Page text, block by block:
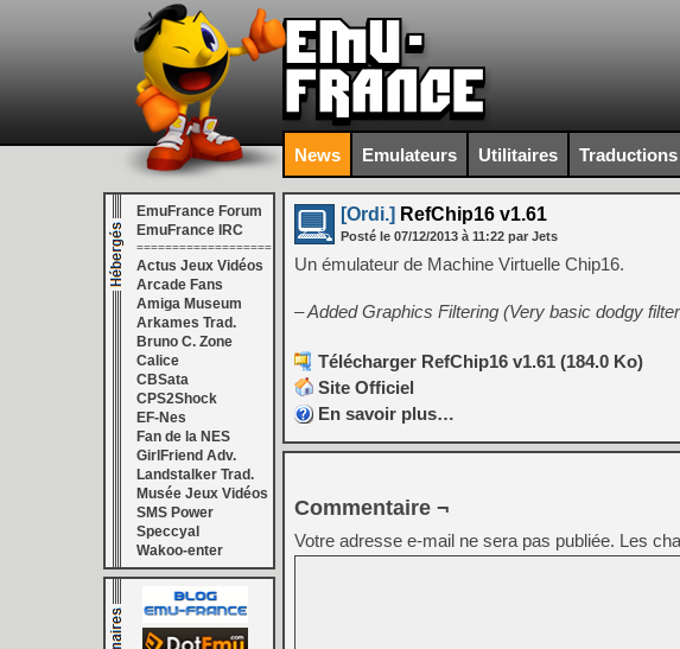
News Emulateurs Utilitaires Traductions
EmuFrance Forum
EmuFrance IRC
===================
Actus Jeux Vidéos
Arcade Fans
Amiga Museum
Arkames Trad.
Bruno C. Zone
Calice
CBSata
CPS2Shock
EF-Nes
Fan de la NES
GirlFriend Adv.
Landstalker Trad.
Musée Jeux Vidéos
SMS Power
Speccyal
Wakoo-enter
[Ordi.] RefChip16 v1.61
Posté le 07/12/2013 à 11:22 par Jets
Un émulateur de Machine Virtuelle Chip16.
– Added Graphics Filtering (Very basic dodgy
Télécharger RefChip16 v1.61 (184.0 Ko)
Site Officiel
En savoir plus…
Commentaire ¬
Votre adresse e-mail ne sera pas publiée. Les